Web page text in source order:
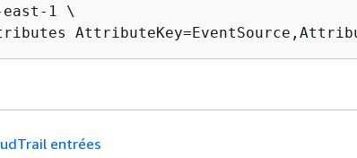
1 \
entrées